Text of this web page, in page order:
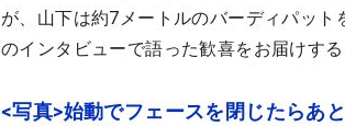
が、山下は約7メートルのバーディパッ
のインタビューで語った歓喜をお届けする
<写真>始動でフェースを閉じたら